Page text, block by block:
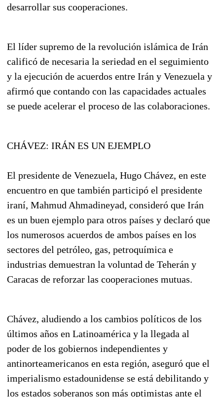
desarrollar sus cooperaciones.
El líder supremo de la revolución islámica de Irán
calificó de necesaria la seriedad en el seguimiento
y la ejecución de acuerdos entre Irán y Venezuela y
afirmó que contando con las capacidades actuales
se puede acelerar el proceso de las colaboraciones.
CHÁVEZ: IRÁN ES UN EJEMPLO
El presidente de Venezuela, Hugo Chávez, en este
encuentro en que también participó el presidente
iraní, Mahmud Ahmadineyad, consideró que Irán
es un buen ejemplo para otros países y declaró que
los numerosos acuerdos de ambos países en los
sectores del petróleo, gas, petroquímica e
industrias demuestran la voluntad de Teherán y
Caracas de reforzar las cooperaciones mutuas.
Chávez, aludiendo a los cambios políticos de los
últimos años en Latinoamérica y la llegada al
poder de los gobiernos independientes y
antinorteamericanos en esta región, aseguró que el
imperialismo estadounidense se está debilitando y
los estados soberanos son más optimistas ante el